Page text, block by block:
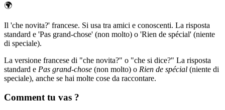
🌍
Il 'che novita?' francese. Si usa tra amici e conoscenti. La risposta
standard e 'Pas grand-chose' (non molto) o 'Rien de spécial' (niente
di speciale).
La versione francese di "che novita?" o "che si dice?" La risposta
standard e Pas grand-chose (non molto) o Rien de spécial (niente di
speciale), anche se hai molte cose da raccontare.
Comment tu vas ?